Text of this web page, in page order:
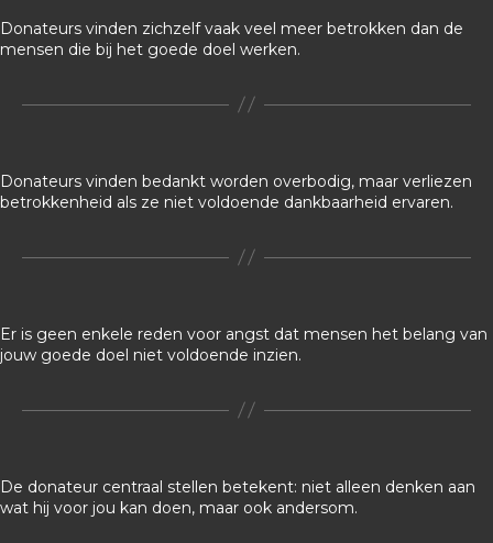
Donateurs vinden zichzelf vaak veel meer betrokken dan de
mensen die bij het goede doel werken.
Donateurs vinden bedankt worden overbodig, maar verliezen
betrokkenheid als ze niet voldoende dankbaarheid ervaren.
Er is geen enkele reden voor angst dat mensen het belang van
jouw goede doel niet voldoende inzien.
De donateur centraal stellen betekent: niet alleen denken aan
wat hij voor jou kan doen, maar ook andersom.